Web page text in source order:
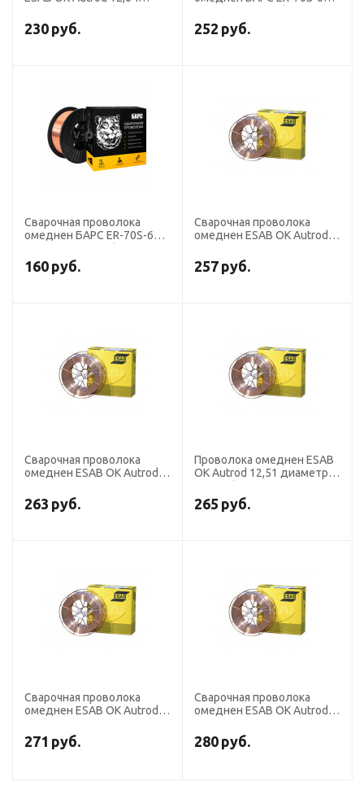
18 кг аналог СВ-08Г2С)
230 руб.
кг аналог СВ-08ГС)
252 руб.
Сварочная проволока
омеднен БАРС ER-70S-6
кг аналог СВ-08ГС)
160 руб.
Сварочная проволока
омеднен ESAB OK Autrod
(кассета 5 кг аналог
СВ-08Г2С)
257 руб.
Сварочная проволока
омеднен ESAB OK Autrod
(кассета 15 кг аналог
СВ-08Г2С)
263 руб.
Проволока омеднен ESAB
OK Autrod 12,51 диаметр
СВ-08Г2С)
265 руб.
Сварочная проволока
омеднен ESAB OK Autrod
(кассета 15 кг аналог
СВ-08Г2С)
271 руб.
Сварочная проволока
омеднен ESAB OK Autrod
(кассета 5 кг аналог
СВ-08Г2С)
280 руб.